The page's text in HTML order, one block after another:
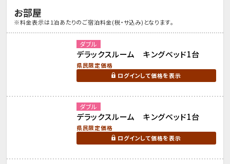
お部屋
※料金表示は1泊あたりのご宿泊料金(税・サ込み)となります。
ダブル
デラックスルーム キングベッド1台
県民限定価格
ログインして価格を表示
ダブル
デラックスルーム キングベッド1台
県民限定価格
ログインして価格を表示